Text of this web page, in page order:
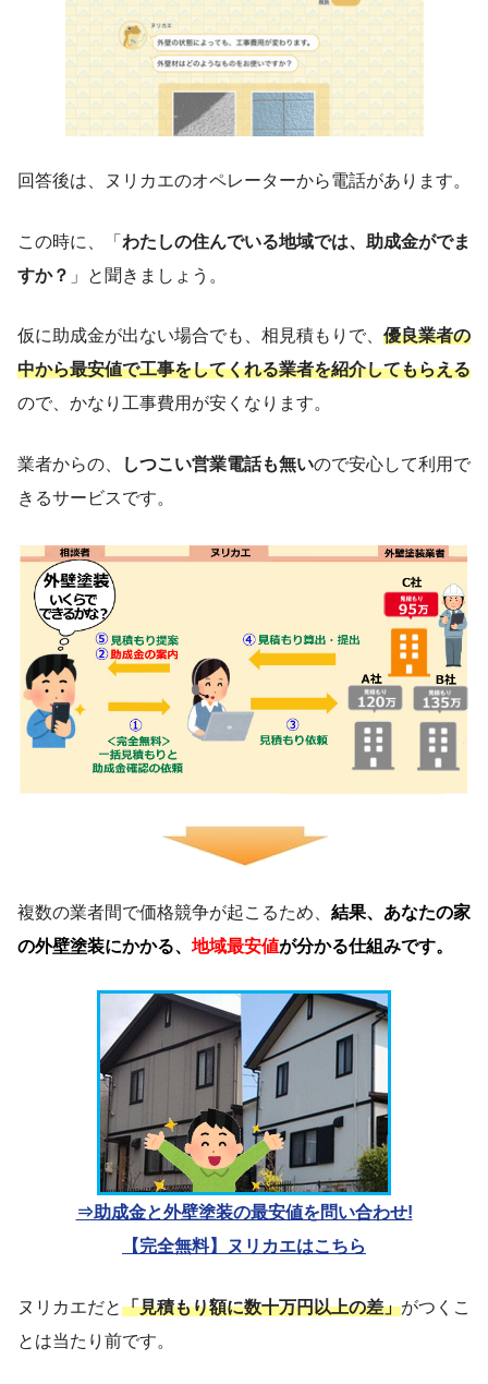
回答後は、ヌリカエのオペレーターから電話があります。
この時に、「わたしの住んでいる地域では、助成金がでま
すか？ 」と聞きましょう。
仮に助成金が出ない場合でも、相見積もりで、 優良業者の
中から最安値で工事をしてくれる業者を紹介してもらえる
ので、かなり工事費用が安くなります。
業者からの、 しつこい営業電話も無いので安心して利用で
きるサービスです。
複数の業者間で価格競争が起こるため、 結果、あなたの家
の外壁塗装にかかる、 地域最安値が分かる仕組みです。
⇒助成金と外壁塗装の最安値を問い合わせ!
【完全無料】ヌリカエはこちら
ヌリカエだと「見積もり額に数十万円以上の差」がつくこ
とは当たり前です。